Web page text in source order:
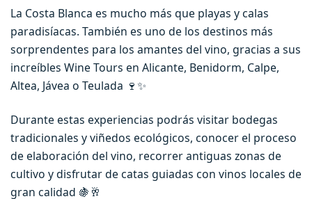
La Costa Blanca es mucho más que playas y calas
paradisíacas. También es uno de los destinos más
sorprendentes para los amantes del vino, gracias a sus
increíbles Wine Tours en Alicante, Benidorm, Calpe,
Altea, Jávea o Teulada 🍷✨
Durante estas experiencias podrás visitar bodegas
tradicionales y viñedos ecológicos, conocer el proceso
de elaboración del vino, recorrer antiguas zonas de
cultivo y disfrutar de catas guiadas con vinos locales de
gran calidad 🍇🥂